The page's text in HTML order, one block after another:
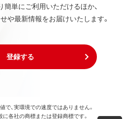
単にご利用いただけるほか、
や最新情報をお届けいたします。
登録する
、実環境での速度ではありません。
各社の商標または登録商標です。